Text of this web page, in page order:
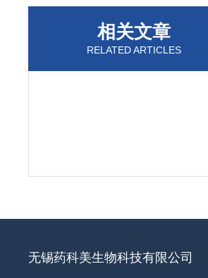
相关文章
RELATED ARTICLES
无锡药科美生物科技有限公司